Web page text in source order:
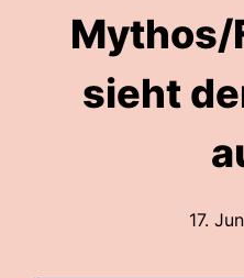
Mythos/
sieht
17.